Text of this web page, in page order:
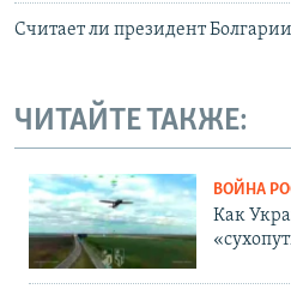
Считает ли президент
ЧИТАЙТЕ ТАКЖЕ:
ВОЙНА
Как